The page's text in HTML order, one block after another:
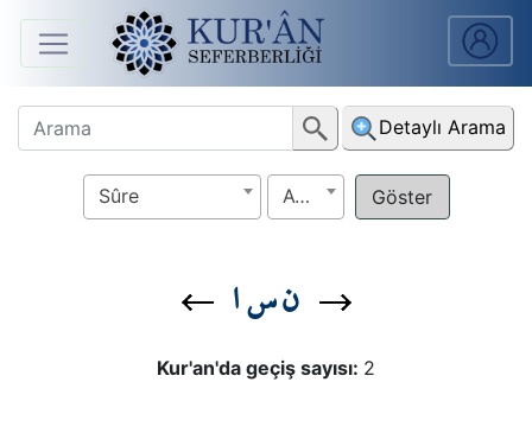
Anasayfa
Sûreler
Arapça
Detaylı Arama
Sûre Ayet
ن س ا
Kur'an'da geçiş sayısı: 2